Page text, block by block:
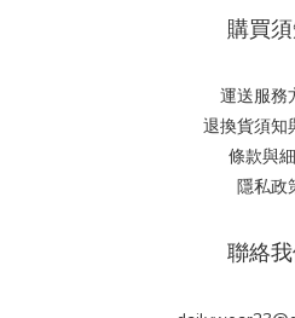
購買
運送服務
退換貨須知
條款與
隱私政
聯絡